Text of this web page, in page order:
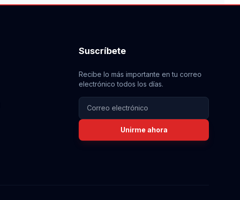
Suscríbete
Recibe lo más importante en tu correo
electrónico todos los días.
Unirme ahora